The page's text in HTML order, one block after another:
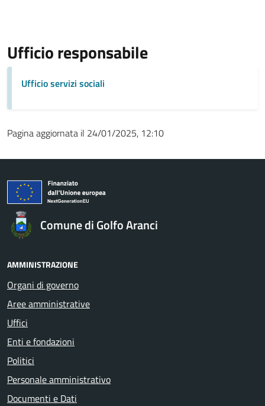
Ufficio responsabile
Ufficio servizi sociali
Pagina aggiornata il 24/01/2025, 12:10
Comune di Golfo Aranci
AMMINISTRAZIONE
Organi di governo
Aree amministrative
Uffici
Enti e fondazioni
Politici
Personale amministrativo
Documenti e Dati